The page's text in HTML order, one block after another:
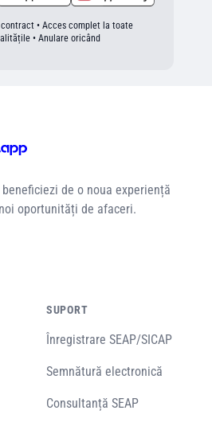
• Acces complet la toate
• Anulare oricând
de o noua experiență
oportunități de afaceri.
SUPORT
Înregistrare SEAP/SICAP
Semnătură electronică
Consultanță SEAP